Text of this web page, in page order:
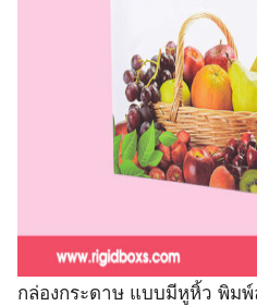
กล่องกระดาษ แบบมีหูหิ้ว พิมพ์